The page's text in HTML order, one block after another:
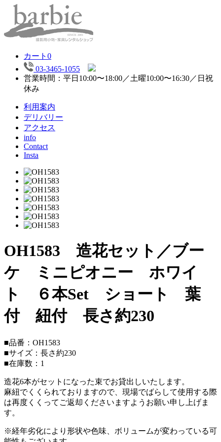
カート 0
03-3465-1055
営業時間：平日10:00〜18:00／土曜10:00〜16:30／日祝
休み
利用案内
デリバリー
アクセス
info
Contact
Insta
OH1583 造花セット／ブー
ケ ミニピオニー ホワイ
ト ６本Set ショート 葉
付 紐付 長さ約230
■品番：OH1583
■サイズ：長さ約230
■在庫数：1
造花6本がセットになった束でお貸出しいたします。
麻紐でくくられておりますので、現場でばらして使用する際
は再度くくってご返却くださいますようお願い申し上げま
す。
※経年劣化により形状や色味、ボリュームが変わっている可